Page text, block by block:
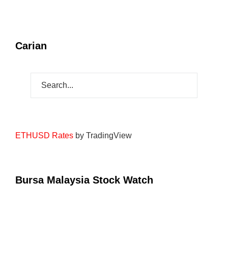
Carian
ETHUSD Rates by TradingView
Bursa Malaysia Stock Watch